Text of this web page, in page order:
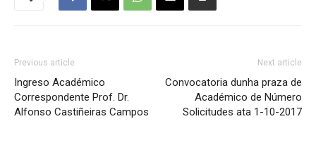
Previous article
Ingreso Académico
Correspondente Prof. Dr.
Alfonso Castiñeiras Campos
Next article
Convocatoria dunha praza de
Académico de Número
Solicitudes ata 1-10-2017